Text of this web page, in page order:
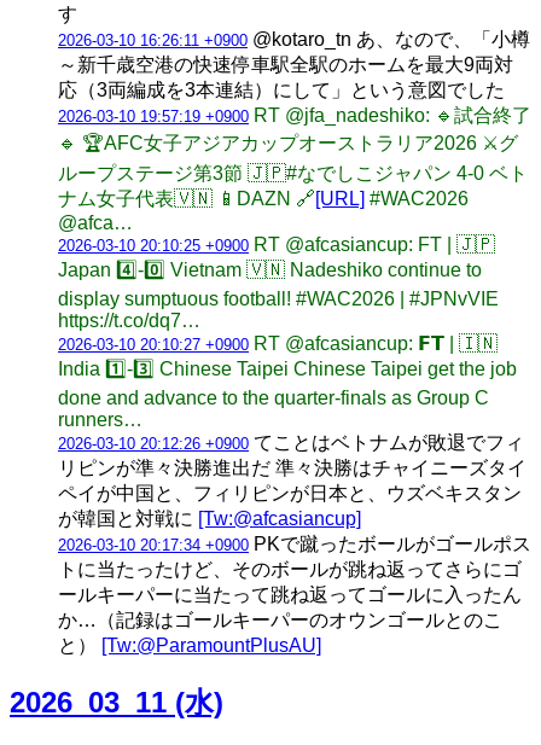
す
2026-03-10 16:26:11 +0900 @kotaro_tn あ、なので、「小樽
～新千歳空港の快速停車駅全駅のホームを最大9両対
応（3両編成を3本連結）にして」という意図でした
2026-03-10 19:57:19 +0900 RT @jfa_nadeshiko: 🔹試合終了
🔹 🏆AFC女子アジアカップオーストラリア2026 ⚔️グ
ループステージ第3節 🇯🇵#なでしこジャパン 4-0 ベト
ナム女子代表🇻🇳 📱DAZN 🔗[URL] #WAC2026
@afca…
2026-03-10 20:10:25 +0900 RT @afcasiancup: FT | 🇯🇵
Japan 4️⃣-0️⃣ Vietnam 🇻🇳 Nadeshiko continue to
display sumptuous football! #WAC2026 | #JPNvVIE
https://t.co/dq7…
2026-03-10 20:10:27 +0900 RT @afcasiancup: 𝗙𝗧 | 🇮🇳
India 1️⃣-3️⃣ Chinese Taipei Chinese Taipei get the job
done and advance to the quarter-finals as Group C
runners…
2026-03-10 20:12:26 +0900 てことはベトナムが敗退でフィ
リピンが準々決勝進出だ 準々決勝はチャイニーズタイ
ペイが中国と、フィリピンが日本と、ウズベキスタン
が韓国と対戦に [Tw:@afcasiancup]
2026-03-10 20:17:34 +0900 PKで蹴ったボールがゴールポス
トに当たったけど、そのボールが跳ね返ってさらにゴ
ールキーパーに当たって跳ね返ってゴールに入ったん
か…（記録はゴールキーパーのオウンゴールとのこ
と）
[Tw:@ParamountPlusAU]
2026_03_11 (水)